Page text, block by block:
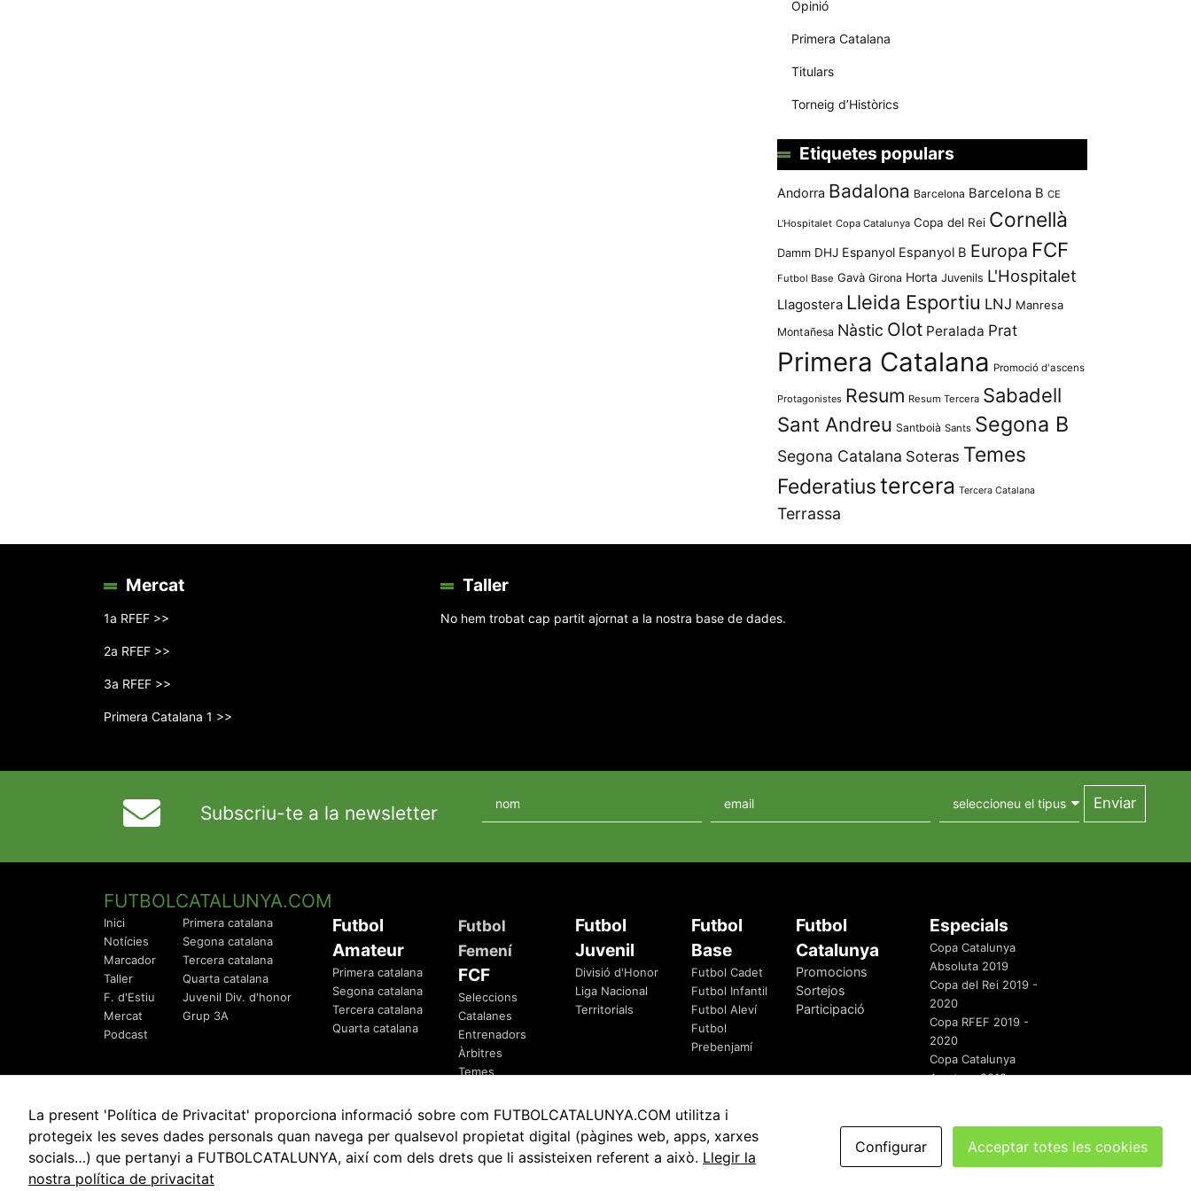
Opinió
Primera Catalana
Titulars
Torneig d’Històrics
Etiquetes populars
Andorra Badalona Barcelona Barcelona B CE
L'Hospitalet Copa Catalunya Copa del Rei Cornellà
Damm DHJ Espanyol Espanyol B Europa FCF
Futbol Base Gavà Girona Horta Juvenils L'Hospitalet
Llagostera Lleida Esportiu LNJ Manresa
Montañesa Nàstic Olot Peralada Prat
Primera Catalana Promoció d'ascens
Protagonistes Resum Resum Tercera Sabadell
Sant Andreu Santboià Sants Segona B
Segona Catalana Soteras Temes
Federatiustercera Tercera Catalana
Terrassa
Mercat
1a RFEF >>
2a RFEF >>
3a RFEF >>
Primera Catalana 1 >>
Taller
No hem trobat cap partit ajornat a la nostra base de dades.
Subscriu-te a la newsletter
FUTBOLCATALUNYA.COM
Inici
Notícies
Marcador
Taller
F. d'Estiu
Mercat
Podcast
Primera catalana
Segona catalana
Tercera catalana
Quarta catalana
Juvenil Div. d'honor
Grup 3A
Futbol
Amateur
Primera catalana
Segona catalana
Tercera catalana
Quarta catalana
Futbol
Femení
FCF
Seleccions
Catalanes
Entrenadors
Àrbitres
Temes
Futbol
Juvenil
Divisió d'Honor
Liga Nacional
Territorials
Futbol
Base
Futbol Cadet
Futbol Infantil
Futbol Aleví
Futbol
Prebenjamí
Futbol
Catalunya
Promocions
Sortejos
Participació
Especials
Copa Catalunya
Absoluta 2019
Copa del Rei 2019 -
2020
Copa RFEF 2019 -
2020
Copa Catalunya
Amateur 2019
© 2010 - 2026 FutbolCatalunya.com Avis Legal Política de Privacitat Política de Cookies redaccio@futbolcatalunya.com
La present 'Política de Privacitat' proporciona informació sobre com FUTBOLCATALUNYA.COM utilitza i
protegeix les seves dades personals quan navega per qualsevol propietat digital (pàgines web, apps, xarxes
socials…) que pertanyi a FUTBOLCATALUNYA, així com dels drets que li assisteixen referent a això. Llegir la
nostra política de privacitat
Configurar Acceptar totes les cookies